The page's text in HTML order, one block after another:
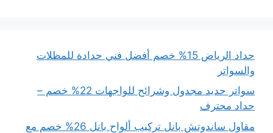
حداد الرياض 15% خصم أفضل فني حدادة للمظلات
والسواتر
سواتر حديد مجدول وشرائح للواجهات 22% خصم –
حداد محترف
مقاول ساندوتش بانل تركيب ألواح بانل 26% خصم مع